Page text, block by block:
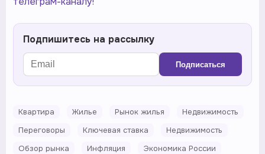
Подпишитесь на рассылку
Подписаться
Квартира Жилье Рынок жилья
Недвижимость
Переговоры
Ключевая ставка
Недвижимость
Обзор рынка
Инфляция
Экономика России